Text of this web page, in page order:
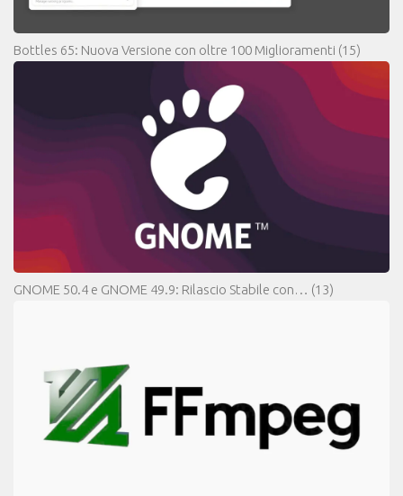
Bottles 65: Nuova Versione con oltre 100 Miglioramenti (15)
GNOME 50.4 e GNOME 49.9: Rilascio Stabile con… (13)